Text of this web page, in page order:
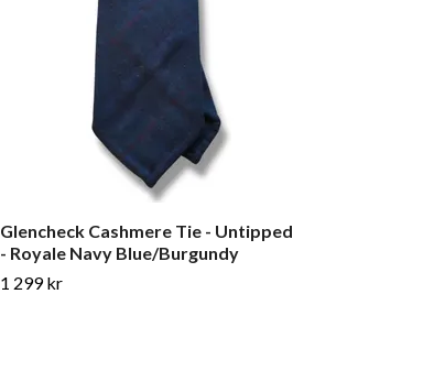
Glencheck Cashmere Tie - Untipped
- Royale Navy Blue/Burgundy
1 299 kr